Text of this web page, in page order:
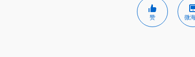
赞 微